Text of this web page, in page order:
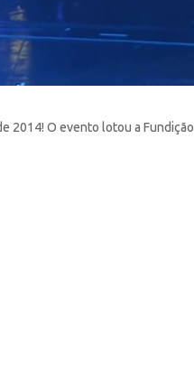
2014! Oevento lotou a Fundição